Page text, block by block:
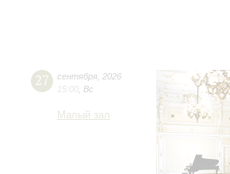
27 сентября 2026
15:00 Вс
Малый зал